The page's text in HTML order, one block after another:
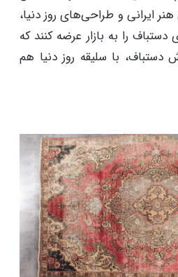
ایرانی و طراحی‌های روز دنیا،
را به بازار عرضه کنند که
با سلیقه روز دنیا هم